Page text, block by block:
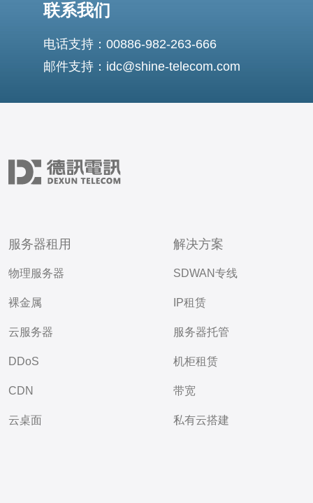
联系我们
电话支持：00886-982-263-666
邮件支持：idc@shine-telecom.com
服务器租用
物理服务器
裸金属
云服务器
DDoS
CDN
云桌面
解决方案
SDWAN专线
IP租赁
服务器托管
机柜租赁
带宽
私有云搭建